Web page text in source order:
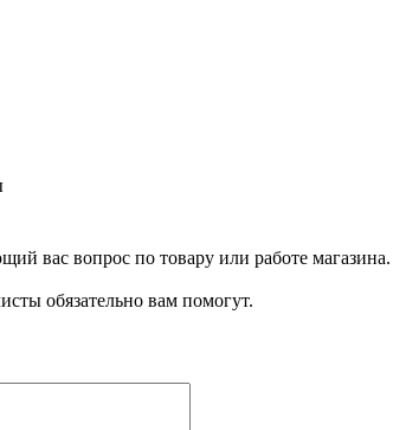
вас вопрос по товару или работе магазина.
обязательно вам помогут.